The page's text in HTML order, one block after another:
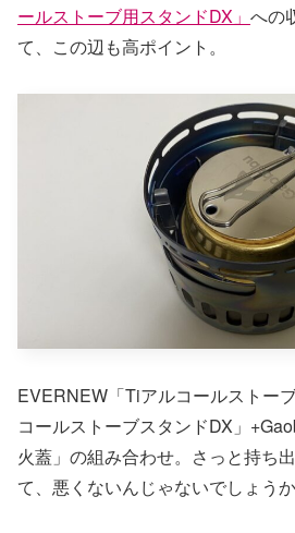
ールストーブ用スタンドDX」 への
て、この辺も高ポイント。
EVERNEW「Tiアルコールストー
コールストーブスタンドDX」
火蓋」の組み合わせ。さっと持ち
て、悪くないんじゃないでしょうか